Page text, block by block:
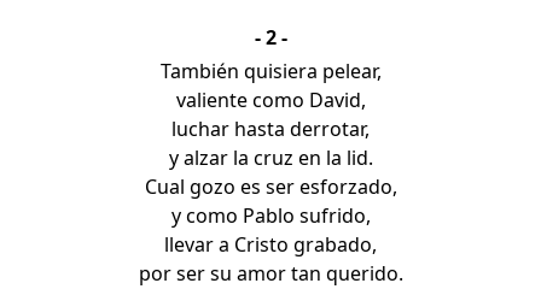
- 2 -
También quisiera pelear,
valiente como David,
luchar hasta derrotar,
y alzar la cruz en la lid.
Cual gozo es ser esforzado,
y como Pablo sufrido,
llevar a Cristo grabado,
por ser su amor tan querido.